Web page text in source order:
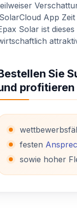
App
Solar ist
Sie
profitieren
festen
sowie hoher